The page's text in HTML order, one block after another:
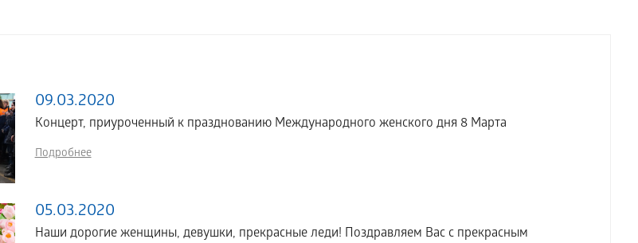
09.03.2020
Концерт, приуроченный к празднованию Международного женского дня 8 Марта
Подробнее
05.03.2020
Наши дорогие женщины, девушки, прекрасные леди! Поздравляем Вас с прекрасным